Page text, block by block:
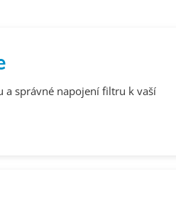
správné napojení filtru k vaší